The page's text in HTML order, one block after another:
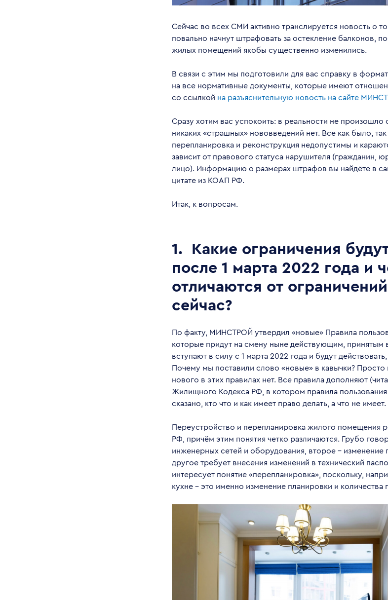
Сейчас во всех СМИ активно транслируется новость о
повально начнут штрафовать за остекление балконов,
жилых помещений якобы существенно изменились.
В связи с этим мы подготовили для вас справку в
на все нормативные документы, которые имеют
со ссылкой на разъяснительную новость на сайте
Сразу хотим вас успокоить: в реальности не
никаких «страшных» нововведений нет. Все как было,
перепланировка и реконструкция недопустимы и
зависит от правового статуса нарушителя (гражданин,
лицо). Информацию о размерах штрафов вы найдёте в
цитате из КОАП РФ.
Итак, к вопросам.
1.
Какие ограничения
после 1 марта 2022 года и
отличаются от
сейчас?
По факту, МИНСТРОЙ утвердил «новые» Правила
которые придут на смену ныне действующим, принятым
вступают в силу с 1 марта 2022 года и будут
Почему мы поставили слово «новые» в кавычки? Просто
нового в этих правилах нет. Все правила дополняют
Жилищного Кодекса РФ, в котором правила
сказано, кто что и как имеет право делать, а что не имеет.
Переустройство и перепланировка жилого помещения
РФ, причём этим понятия четко различаются. Грубо
инженерных сетей и оборудования, второе – изменение
другое требует внесения изменений в технический
интересует понятие «перепланировка», поскольку,
кухне – это именно изменение планировки и количества